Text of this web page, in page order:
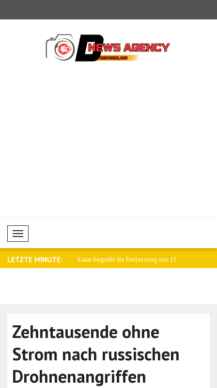
Mobil Menü
LETZTE MINUTE:
Sharif spricht.. Katar begrüßt die Freilassung von 15
Zehntausende ohne
Strom nach russischen
Drohnenangriffen